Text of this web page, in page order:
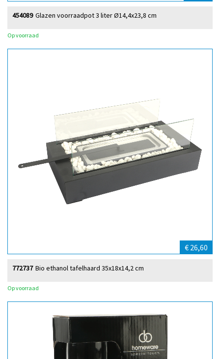
Glazen voorraadpot 3 liter Ø14,4x23,8 cm
454089
Op voorraad
€ 26,60
Bio ethanol tafelhaard 35x18x14,2 cm
772737
Op voorraad